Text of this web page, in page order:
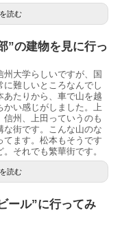
読む
”の建物を見に行っ
大学らしいですが、国
難しいところなんでし
あたりから、車で山を越
かい感じがしました。上
信州、上田っていうのも
な街です。こんな山のな
ます。松本もそうです
それでも繁華街です。
読む
ール”に行ってみ